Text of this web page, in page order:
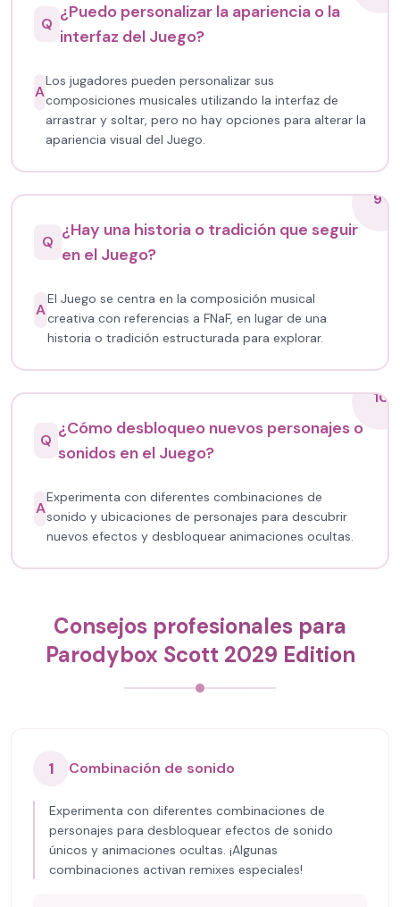
Q
¿Puedo personalizar la apariencia o la
interfaz del Juego?
A
Los jugadores pueden personalizar sus
composiciones musicales utilizando la interfaz de
arrastrar y soltar, pero no hay opciones para alterar la
apariencia visual del Juego.
9
Q
¿Hay una historia o tradición que seguir
en el Juego?
A
El Juego se centra en la composición musical
creativa con referencias a FNaF, en lugar de una
historia o tradición estructurada para explorar.
10
Q
¿Cómo desbloqueo nuevos personajes o
sonidos en el Juego?
A
Experimenta con diferentes combinaciones de
sonido y ubicaciones de personajes para descubrir
nuevos efectos y desbloquear animaciones ocultas.
Consejos profesionales para
Parodybox Scott 2029 Edition
1 Combinación de sonido
Experimenta con diferentes combinaciones de
personajes para desbloquear efectos de sonido
únicos y animaciones ocultas. ¡Algunas
combinaciones activan remixes especiales!